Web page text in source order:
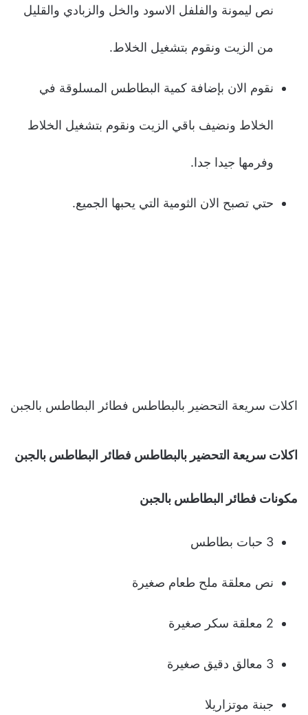
نص ليمونة والفلفل الاسود والخل والزبادي والقليل
من الزيت ونقوم بتشغيل الخلاط.
نقوم الان بإضافة كمية البطاطس المسلوقة في
الخلاط ونضيف باقي الزيت ونقوم بتشغيل الخلاط
وفرمها جيدا جدا.
حتي تصبح الان الثومية التي يحبها الجميع.
اكلات سريعة التحضير بالبطاطس فطائر البطاطس بالجبن
اكلات سريعة التحضير بالبطاطس فطائر البطاطس بالجبن
مكونات فطائر البطاطس بالجبن
3 حبات بطاطس
نص معلقة ملح طعام صغيرة
2 معلقة سكر صغيرة
3 معالق دقيق صغيرة
جبنة موتزاريلا